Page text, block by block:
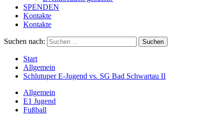
SPENDEN
Kontakte
Kontakte
Suchen nach:
Start
Allgemein
Schlutuper E-Jugend vs. SG Bad Schwartau II
Allgemein
E1 Jugend
Fußball